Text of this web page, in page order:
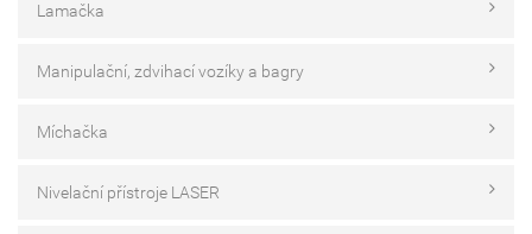
Lamačka
Manipulační, zdvihací vozíky a bagry
Míchačka
Nivelační přístroje LASER